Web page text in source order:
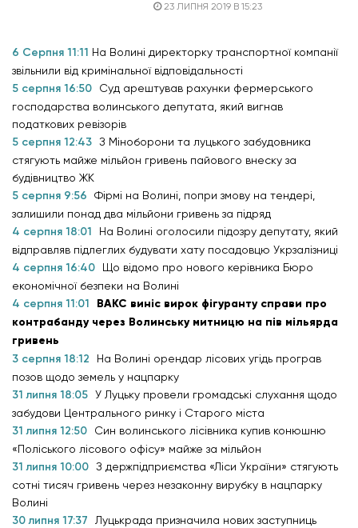
23 ЛИПНЯ 2019 В 15:23
6 Серпня 11:11 На Волині директорку транспортної компанії
звільнили від кримінальної відповідальності
5 серпня 16:50
Суд арештував рахунки фермерського
господарства волинського депутата, який вигнав
податкових ревізорів
5 серпня 12:43 З Міноборони та луцького забудовника
стягують майже мільйон гривень пайового внеску за
будівництво ЖК
5 серпня 9:56
Фірмі на Волині, попри змову на тендері,
залишили понад два мільйони гривень за підряд
4 серпня 18:01
На Волині оголосили підозру депутату, який
відправляв підлеглих будувати хату посадовцю Укрзалізниці
4 серпня 16:40
Що відомо про нового керівника Бюро
економічної безпеки на Волині
4 серпня 11:01
ВАКС виніс вирок фігуранту справи про
контрабанду через Волинську митницю на пів мільярда
гривень
3 серпня 18:12
На Волині орендар лісових угідь програв
позов щодо земель у нацпарку
31 липня 18:05 У Луцьку провели громадські слухання щодо
забудови Центрального ринку і Старого міста
31 липня 12:50
Син волинського лісівника купив конюшню
«Поліського лісового офісу» майже за мільйон
31 липня 10:00 З держпідприємства «Ліси України» стягують
сотні тисяч гривень через незаконну вирубку в нацпарку
Волині
30 липня 17:37
Луцькрада призначила нових заступниць